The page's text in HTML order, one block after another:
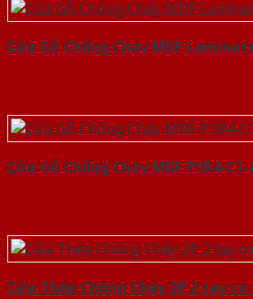
Cửa Gỗ Chống Cháy MDF
Cửa Gỗ Chống Cháy MDF P1R4-C1-
Cửa Thép Chống Cháy 2P 2 tay